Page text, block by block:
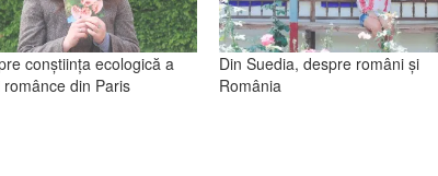
conștiința ecologică a
românce din Paris
Din Suedia, despre români şi
România